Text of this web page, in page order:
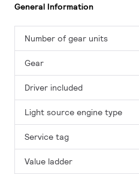
General Information
Number of gear units
Gear
Driver included
Light source engine type
Service tag
Value ladder